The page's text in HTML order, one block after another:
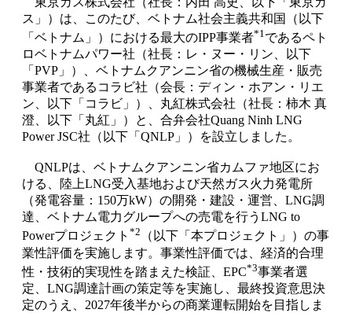
ス」）は、このたび、ベトナム社会主義共和国（以下
「ベトナム」）における最大のIPP事業者*1 であるペト
ロベトナムパワー社（社長：レ・ヌー・リン、以下
「PVP」）、ベトナムクアンニン省の機械生産・販売
事業者であるコラビ社（会長：ディン・ホアン・リエ
ン、以下「コラビ」）、丸紅株式会社（社長：柿木 真
澄、以下「丸紅」）と、合弁会社Quang Ninh LNG
Power JSC社（以下「QNLP」）を設立しました。
QNLPは、ベトナムクアンニン省カムファ地区にお
ける、陸上LNG受入基地および天然ガス火力発電所
（発電容量：150万kW）の開発・建設・運営、LNG調
達、ベトナム電力グループへの売電を行うLNG to
Powerプロジェクト *2
（以下「本プロジェクト」）の事
業性評価を実施します。事業性評価では、経済的合理
性・技術的実現性を踏まえた検証、EPC*3事業者選
定、LNG調達計画の策定等を実施し、最終投資意思決
定のうえ、2027年後半からの商業運転開始を目指しま